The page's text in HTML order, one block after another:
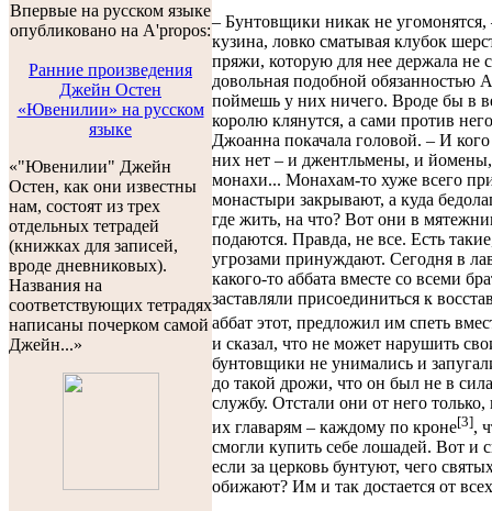
Впервые на русском языке
опубликовано на A'propos:
Ранние произведения
Джейн Остен
«Ювенилии» на русском
языке
«"Ювенилии" Джейн
Остен, как они известны
нам, состоят из трех
отдельных тетрадей
(книжках для записей,
вроде дневниковых).
Названия на
соответствующих тетрадях
написаны почерком самой
Джейн...»
– Бунтовщики никак не угомонятся,
кузина, ловко сматывая клубок
пряжи, которую для нее держала не
довольная подобной обязанностью
поймешь у них ничего. Вроде бы в
королю клянутся, а сами против
Джоанна покачала головой. – И кого
них нет – и джентльмены, и
монахи... Монахам-то хуже всего
монастыри закрывают, а куда
где жить, на что? Вот они в
подаются. Правда, не все. Есть
угрозами принуждают. Сегодня в
какого-то аббата вместе со всеми
заставляли присоединиться к
аббат этот, предложил им спеть
и сказал, что не может нарушить
бунтовщики не унимались и
до такой дрожи, что он был не в
службу. Отстали они от него только,
их главарям – каждому по кроне[3],
смогли купить себе лошадей. Вот и
если за церковь бунтуют, чего
обижают? Им и так достается от